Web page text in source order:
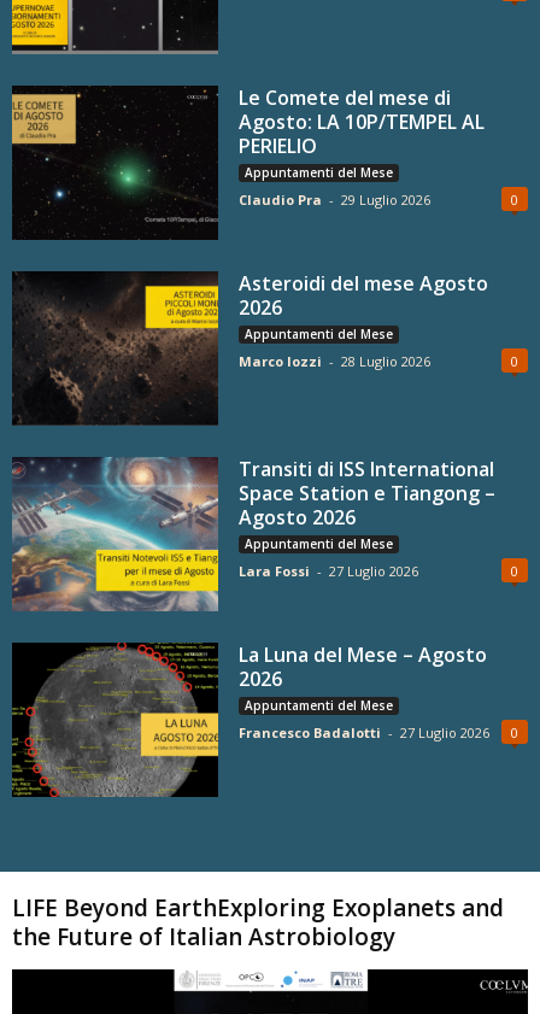
Le Comete del mese di
Agosto: LA 10P/TEMPEL AL
PERIELIO
Appuntamenti del Mese
Claudio Pra - 29 Luglio 2026 0
Asteroidi del mese Agosto
2026
Appuntamenti del Mese
Marco Iozzi - 28 Luglio 2026 0
Transiti di ISS International
Space Station e Tiangong –
Agosto 2026
Appuntamenti del Mese
Lara Fossi - 27 Luglio 2026 0
La Luna del Mese – Agosto
2026
Appuntamenti del Mese
Francesco Badalotti - 27 Luglio 2026 0
LIFE Beyond EarthExploring Exoplanets and
the Future of Italian Astrobiology